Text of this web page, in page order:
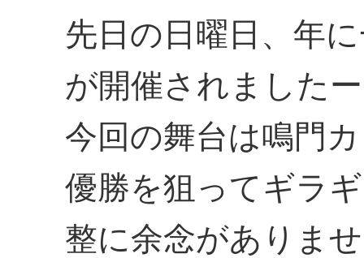
先日の日曜日、年
が開催されました
今回の舞台は鳴門
優勝を狙ってギラ
整に余念がありま